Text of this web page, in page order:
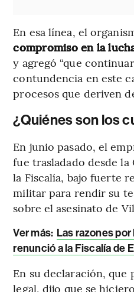
En esa línea, el
compromiso en la
y agregó “que
contundencia en este
procesos que deriven
¿Quiénes son los
En junio pasado, el
fue trasladado desde
la Fiscalía, bajo fuerte
militar para rendir su
sobre el asesinato de
Ver más: Las razones por
renunció a la Fiscalía de
En su declaración, que
legal, dijo que se